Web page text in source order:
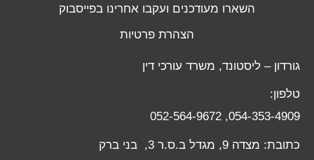
השארו מעודכנים ועקבו אחרינו בפייסבוק
הצהרת פרטיות
גורדון – ליסטונד, משרד עורכי דין
טלפון:
054-353-4909
,
052-564-9672
כתובת: מצדה 9, מגדל ב.ס.ר 3, בני ברק